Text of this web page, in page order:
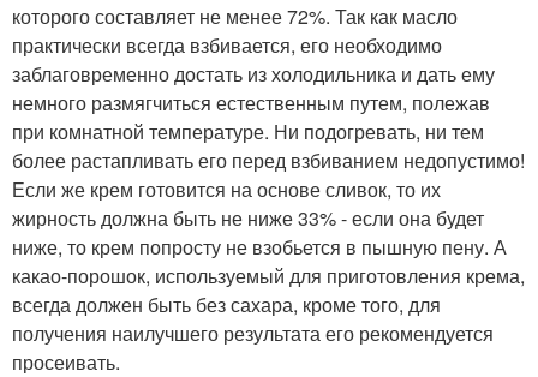
которого составляет не менее 72%. Так как масло
практически всегда взбивается, его необходимо
заблаговременно достать из холодильника и дать ему
немного размягчиться естественным путем, полежав
при комнатной температуре. Ни подогревать, ни тем
более растапливать его перед взбиванием недопустимо!
Если же крем готовится на основе сливок, то их
жирность должна быть не ниже 33% - если она будет
ниже, то крем попросту не взобьется в пышную пену. А
какао-порошок, используемый для приготовления крема,
всегда должен быть без сахара, кроме того, для
получения наилучшего результата его рекомендуется
просеивать.